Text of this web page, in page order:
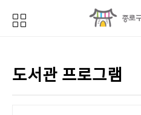
도서관 프로그램